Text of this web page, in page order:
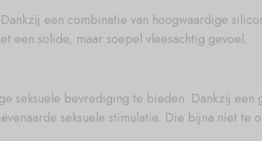
een combinatie van hoogwaardige
een solide, maar soepel vleesachtig gevoel.
seksuele bevrediging te bieden. Dankzij een
seksuele stimulatie. Die bijna niet te